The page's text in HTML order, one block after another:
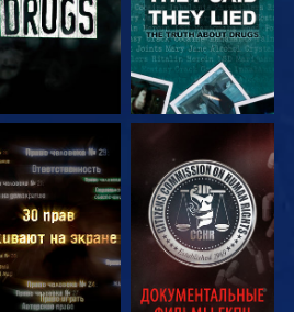
СМОТРЕТЬ СМОТРЕТЬ